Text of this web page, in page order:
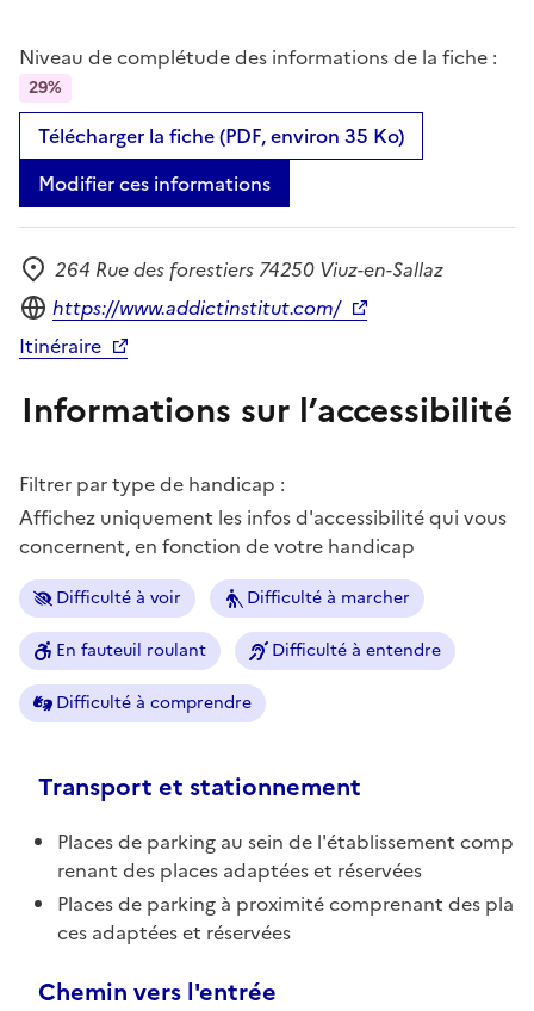
Niveau de complétude des informations de la fiche :
29%
Télécharger la fiche (PDF, environ 35 Ko)
Modifier ces informations
Adresse
264 Rue des forestiers 74250 Viuz-en-Sallaz
Site internet
https://www.addictinstitut.com/
Itinéraire
Informations sur l’accessibilité
Filtrer par type de handicap :
Affichez uniquement les infos d'accessibilité qui vous
concernent, en fonction de votre handicap
Difficulté à voir Difficulté à marcher
En fauteuil roulant Difficulté à entendre
Difficulté à comprendre
Transport et stationnement
Places de parking au sein de l'établissement comp
renant des places adaptées et réservées
Places de parking à proximité comprenant des pla
ces adaptées et réservées
Chemin vers l'entrée